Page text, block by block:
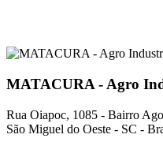
MATACURA - Agro
Rua Oiapoc, 1085 - Bairro
São Miguel do Oeste - SC -